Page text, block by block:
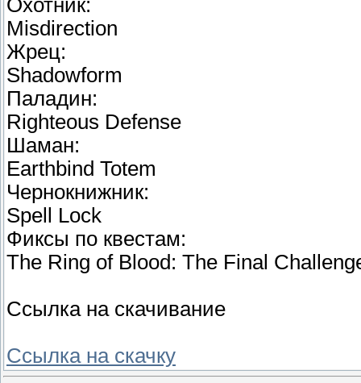
Охотник:
Misdirection
Жрец:
Shadowform
Паладин:
Righteous Defense
Шаман:
Earthbind Totem
Чернокнижник:
Spell Lock
Фиксы по квестам:
The Ring of Blood: The Final
Ссылка на скачивание
Ссылка на скачку